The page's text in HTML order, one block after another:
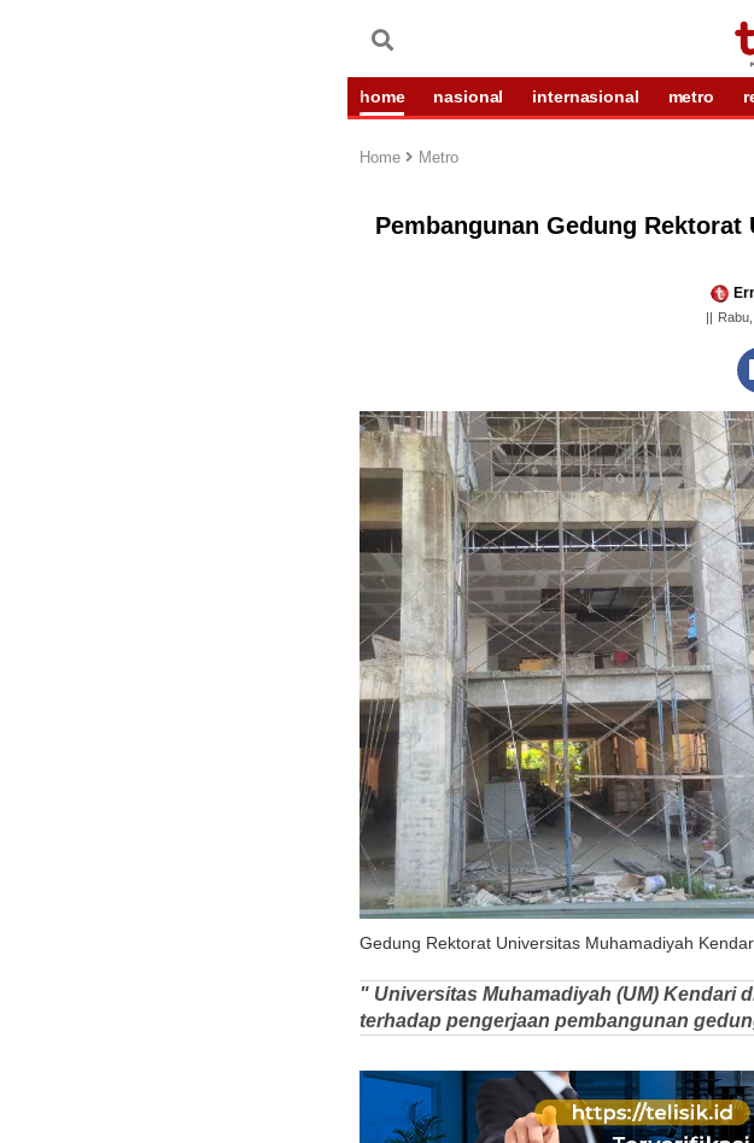
home nasional internasional metro
Home Metro
Pembangunan Gedung
Gedung Rektorat Universitas Muhamadiyah
" Universitas Muhamadiyah (UM) Kendari
terhadap pengerjaan pembangunan